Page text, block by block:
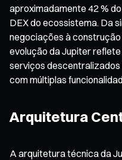
aproximadamente 42 %
DEX do ecossistema. Da
negociações à
evolução da Jupiter
serviços
com múltiplas
Arquitetura
A arquitetura técnica da